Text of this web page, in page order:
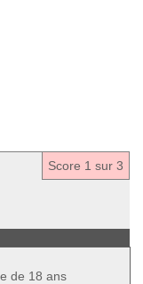
Score 1 sur 3
de 18 ans